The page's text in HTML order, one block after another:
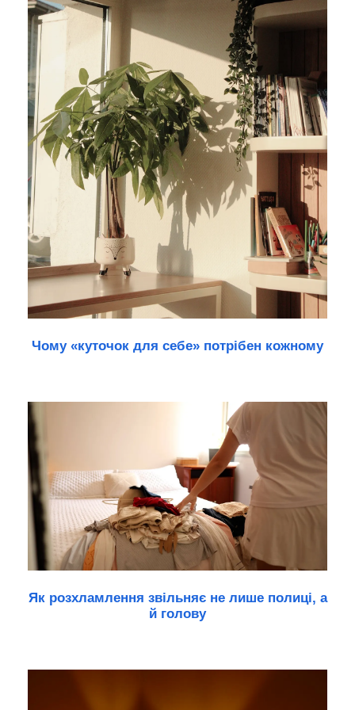
Чому «куточок для себе» потрібен кожному
Як розхламлення звільняє не лише полиці, а
й голову